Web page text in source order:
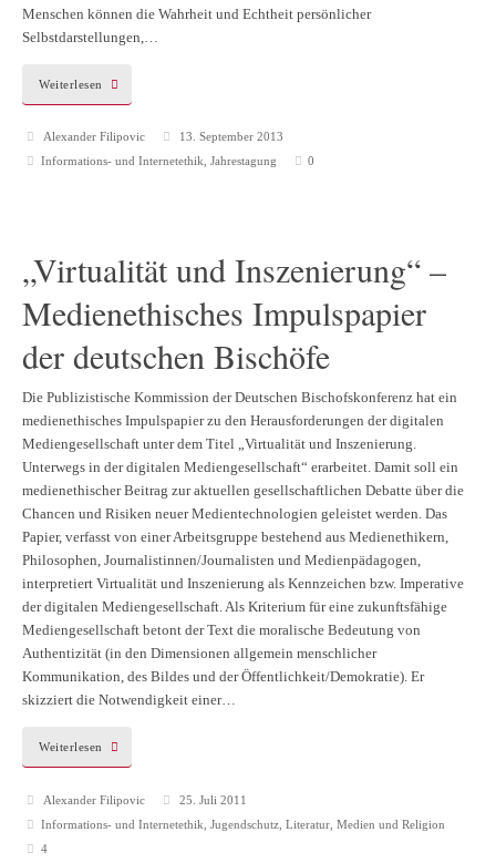
Menschen können die Wahrheit und Echtheit persönlicher
Selbstdarstellungen,…
Weiterlesen
Alexander Filipovic
13. September 2013
Informations- und Internetethik Jahrestagung 0
„Virtualität und Inszenierung“ –
Medienethisches Impulspapier
der deutschen Bischöfe
Die Publizistische Kommission der Deutschen Bischofskonferenz hat ein
medienethisches Impulspapier zu den Herausforderungen der digitalen
Mediengesellschaft unter dem Titel „Virtualität und Inszenierung.
Unterwegs in der digitalen Mediengesellschaft“ erarbeitet. Damit soll ein
medienethischer Beitrag zur aktuellen gesellschaftlichen Debatte über die
Chancen und Risiken neuer Medientechnologien geleistet werden. Das
Papier, verfasst von einer Arbeitsgruppe bestehend aus Medienethikern,
Philosophen, Journalistinnen/Journalisten und Medienpädagogen,
interpretiert Virtualität und Inszenierung als Kennzeichen bzw. Imperative
der digitalen Mediengesellschaft. Als Kriterium für eine zukunftsfähige
Mediengesellschaft betont der Text die moralische Bedeutung von
Authentizität (in den Dimensionen allgemein menschlicher
Kommunikation, des Bildes und der Öffentlichkeit/Demokratie). Er
skizziert die Notwendigkeit einer…
Weiterlesen
Alexander Filipovic
25. Juli 2011
Informations- und Internetethik Jugendschutz, Literatur, Medien und Religion
4